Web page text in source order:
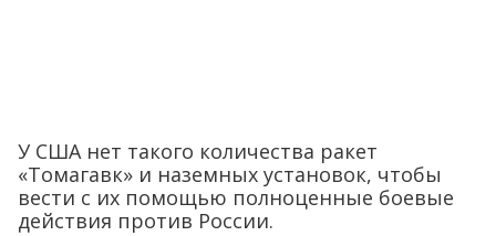
У США нет такого количества ракет
«Томагавк» и наземных установок, чтобы
вести с их помощью полноценные боевые
действия против России.